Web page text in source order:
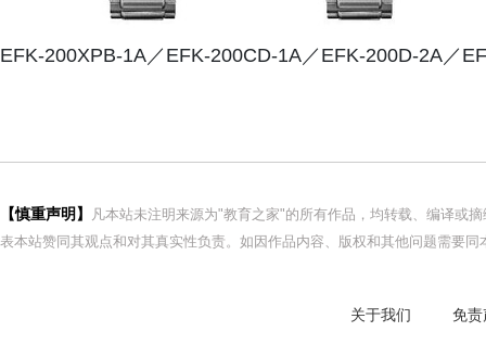
EFK-200XPB-1A／EFK-200CD-1A／EFK-200D-2A／
【慎重声明】
凡本站未注明来源为"教育之家"的所有作品，均转载、编译或
表本站赞同其观点和对其真实性负责。如因作品内容、版权和其他问题需要
关于我们 免责